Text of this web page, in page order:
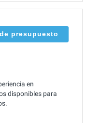
presupuesto
en
disponibles para